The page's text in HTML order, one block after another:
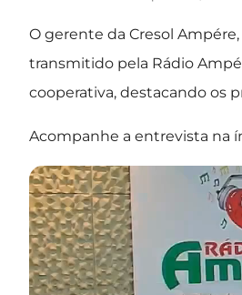
O gerente da Cresol
transmitido pela Rádio
cooperativa, destacando os
Acompanhe a entrevista na